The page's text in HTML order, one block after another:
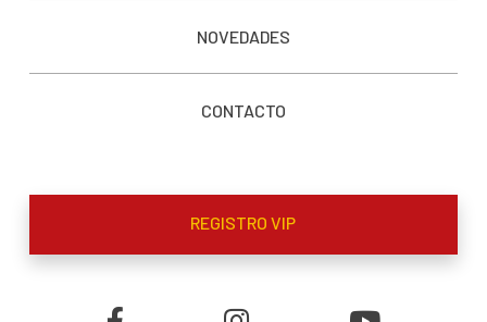
NOVEDADES
CONTACTO
REGISTRO VIP